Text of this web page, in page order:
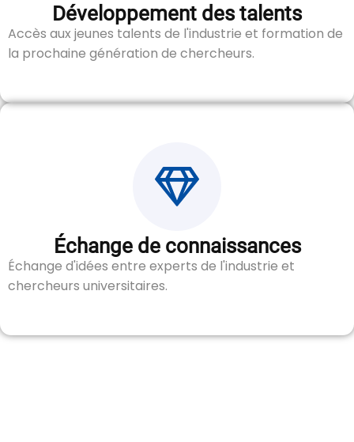
Développement des talents
Accès aux jeunes talents de l'industrie et formation de
la prochaine génération de chercheurs.
Échange de connaissances
Échange d'idées entre experts de l'industrie et
chercheurs universitaires.